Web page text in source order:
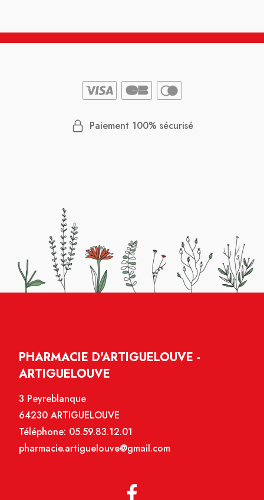
Paiement 100% sécurisé
PHARMACIE D'ARTIGUELOUVE -
ARTIGUELOUVE
3 Peyreblanque
64230 ARTIGUELOUVE
Téléphone: 05.59.83.12.01
pharmacie.artiguelouve@gmail.com